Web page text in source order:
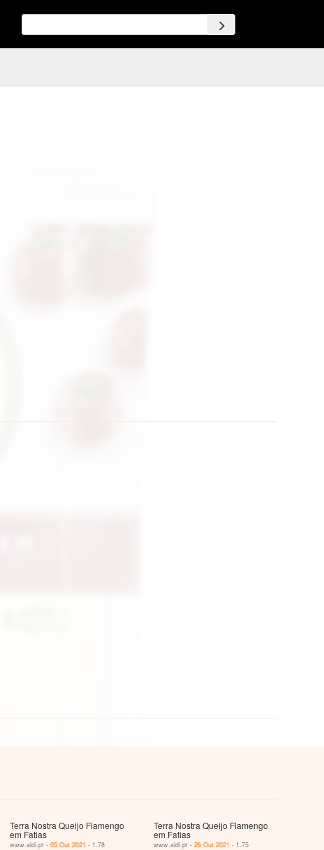
Terra Nostra Queijo Flamengo
em Fatias
www.aldi.pt - 05 Out 2021 - 1.78
Terra Nostra Queijo Flamengo
em Fatias
www.aldi.pt -26 Out 2021 - 1.75